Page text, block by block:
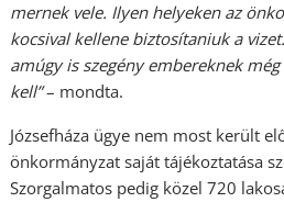
mernek vele. Ilyen helyeken az
kocsival kellene biztosítaniuk a
amúgy is szegény embereknek
kell”– mondta.
Józsefháza ügye nem most került
önkormányzat saját tájékoztatása
Szorgalmatos pedig közel 720